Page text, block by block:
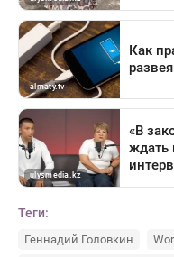
Теги:
Геннадий Головкин